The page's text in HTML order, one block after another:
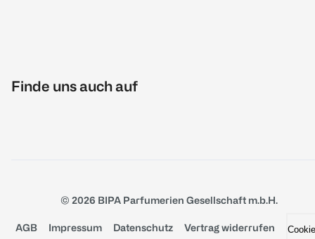
Finde uns auch auf
© 2026 BIPA Parfumerien Gesellschaft m.b.H.
AGB Impressum Datenschutz Vertrag widerrufen